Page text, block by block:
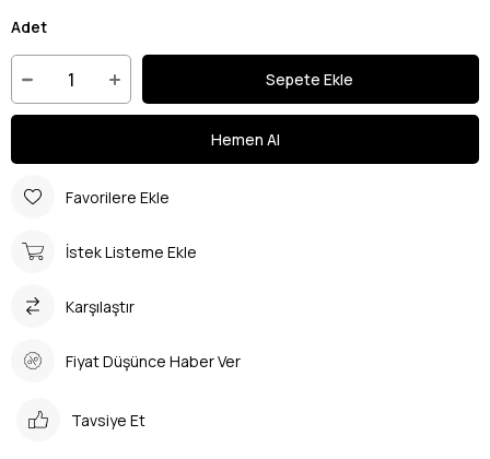
Adet
Favorilere Ekle
İstek Listeme Ekle
Karşılaştır
Fiyat Düşünce Haber Ver
Tavsiye Et